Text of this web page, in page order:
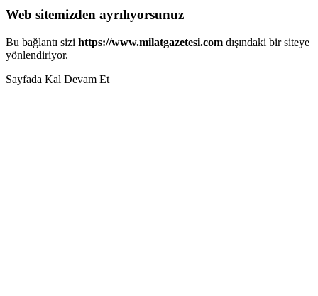
Web sitemizden ayrılıyorsunuz
Bu bağlantı sizi https://www.milatgazetesi.com dışındaki bir siteye
yönlendiriyor.
Sayfada Kal Devam Et